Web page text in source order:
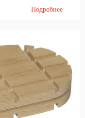
Подробнее